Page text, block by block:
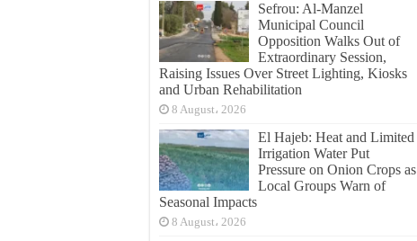
Sefrou: Al-Manzel
Municipal Council
Opposition Walks Out of
Extraordinary Session,
Raising Issues Over Street Lighting, Kiosks
and Urban Rehabilitation
8 August، 2026
El Hajeb: Heat and Limited
Irrigation Water Put
Pressure on Onion Crops as
Local Groups Warn of
Seasonal Impacts
8 August، 2026